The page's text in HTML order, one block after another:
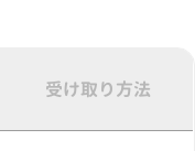
受け取り方法